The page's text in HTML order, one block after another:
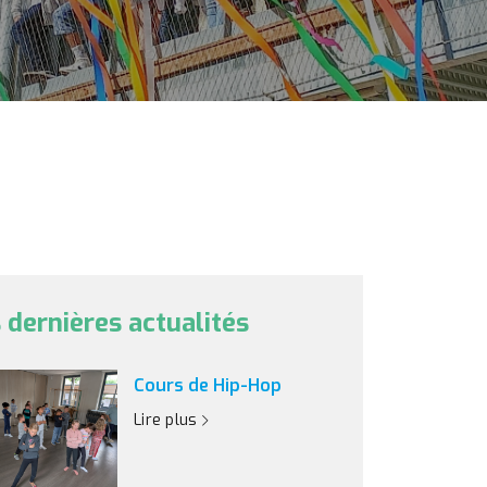
dernières actualités
Cours de Hip-Hop
Lire plus